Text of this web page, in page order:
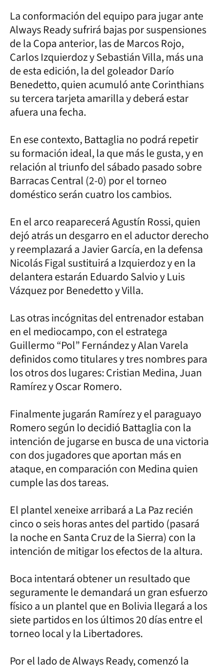
La conformación del equipo para jugar ante
Always Ready sufrirá bajas por suspensiones
de la Copa anterior, las de Marcos Rojo,
Carlos Izquierdoz y Sebastián Villa, más una
de esta edición, la del goleador Darío
Benedetto, quien acumuló ante Corinthians
su tercera tarjeta amarilla y deberá estar
afuera una fecha.
En ese contexto, Battaglia no podrá repetir
su formación ideal, la que más le gusta, y en
relación al triunfo del sábado pasado sobre
Barracas Central (2-0) por el torneo
doméstico serán cuatro los cambios.
En el arco reaparecerá Agustín Rossi, quien
dejó atrás un desgarro en el aductor derecho
y reemplazará a Javier García, en la defensa
Nicolás Figal sustituirá a Izquierdoz y en la
delantera estarán Eduardo Salvio y Luis
Vázquez por Benedetto y Villa.
Las otras incógnitas del entrenador estaban
en el mediocampo, con el estratega
Guillermo “Pol” Fernández y Alan Varela
definidos como titulares y tres nombres para
los otros dos lugares: Cristian Medina, Juan
Ramírez y Oscar Romero.
Finalmente jugarán Ramírez y el paraguayo
Romero según lo decidió Battaglia con la
intención de jugarse en busca de una victoria
con dos jugadores que aportan más en
ataque, en comparación con Medina quien
cumple las dos tareas.
El plantel xeneixe arribará a La Paz recién
cinco o seis horas antes del partido (pasará
la noche en Santa Cruz de la Sierra) con la
intención de mitigar los efectos de la altura.
Boca intentará obtener un resultado que
seguramente le demandará un gran esfuerzo
físico a un plantel que en Bolivia llegará a los
siete partidos en los últimos 20 días entre el
torneo local y la Libertadores.
Por el lado de Always Ready, comenzó la